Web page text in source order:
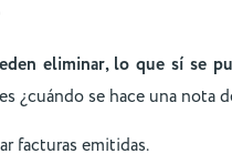
eliminar, lo que sí se
¿cuándo se hace una nota
facturas emitidas.